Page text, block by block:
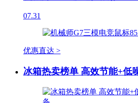
07.31
优惠直达 >
冰箱热卖榜单 高效节能+低